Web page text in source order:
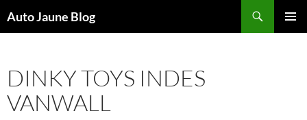
Auto Jaune Blog
DINKY TOYS INDES
VANWALL